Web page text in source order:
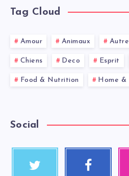
Tag Cloud
Amour Animaux
Chiens Deco Esprit
Food & Nutrition Home &
Social